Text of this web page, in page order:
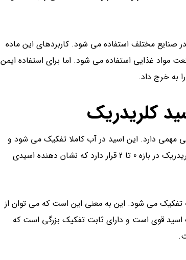
مختلف استفاده می شود. کاربردهای این ماده
مواد غذایی استفاده می شود. اما برای استفاده ایمن
به خرج داد.
کلریدریک
مهمی دارد. این اسید در آب کاملا تفکیک می شود و
یون هیدرونیوم (H3O+) و یون کلرید (Cl-) تشکیل می دهد. pH اسید کلریدریک در بازه 0 تا 2 قرار دارد که نشان دهنده اسیدی
تفکیک می شود. این به معنی این است که می توان از
اسید قوی است و دارای ثابت تفکیک بزرگی است که